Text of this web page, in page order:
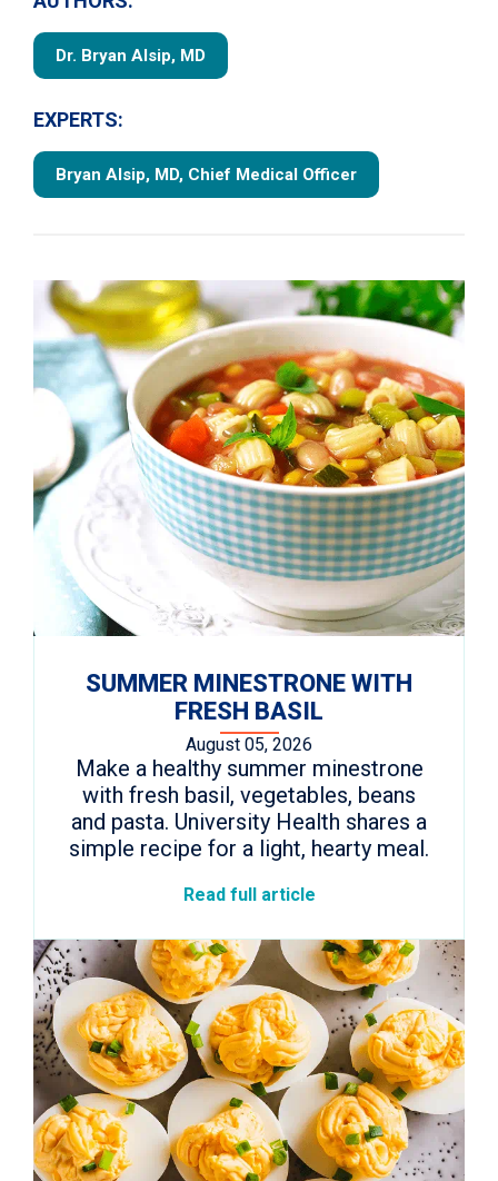
Dr. Bryan Alsip, MD
EXPERTS:
Bryan Alsip, MD, Chief Medical Officer
SUMMER MINESTRONE WITH
FRESH BASIL
August 05, 2026
Make a healthy summer minestrone
with fresh basil, vegetables, beans
and pasta. University Health shares a
simple recipe for a light, hearty meal.
Read full article